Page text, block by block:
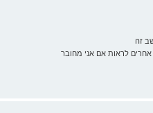
זה
לראות אם אני מחובר